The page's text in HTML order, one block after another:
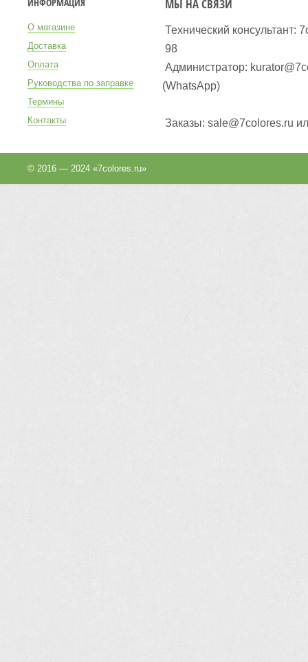
О магазине
Доставка
Оплата
Руководства по заправке
Термины
Контакты
МЫ НА СВЯЗИ
Технический консультант:
98
Администратор:
(WhatsApp)
Заказы: sale@7colores.ru
© 2016 — 2024 «7colores.ru»